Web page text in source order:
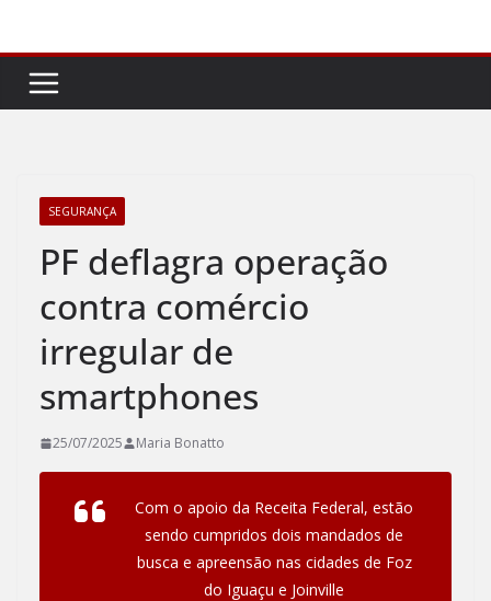
conteúdo
SEGURANÇA
PF deflagra operação
contra comércio
irregular de
smartphones
25/07/2025 Maria Bonatto
Com o apoio da Receita Federal, estão
sendo cumpridos dois mandados de
busca e apreensão nas cidades de Foz
do Iguaçu e Joinville